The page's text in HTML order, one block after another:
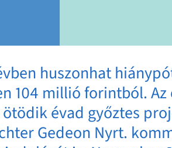
huszonhat
104 millió forintból. Az
évad győztes
Gedeon Nyrt.